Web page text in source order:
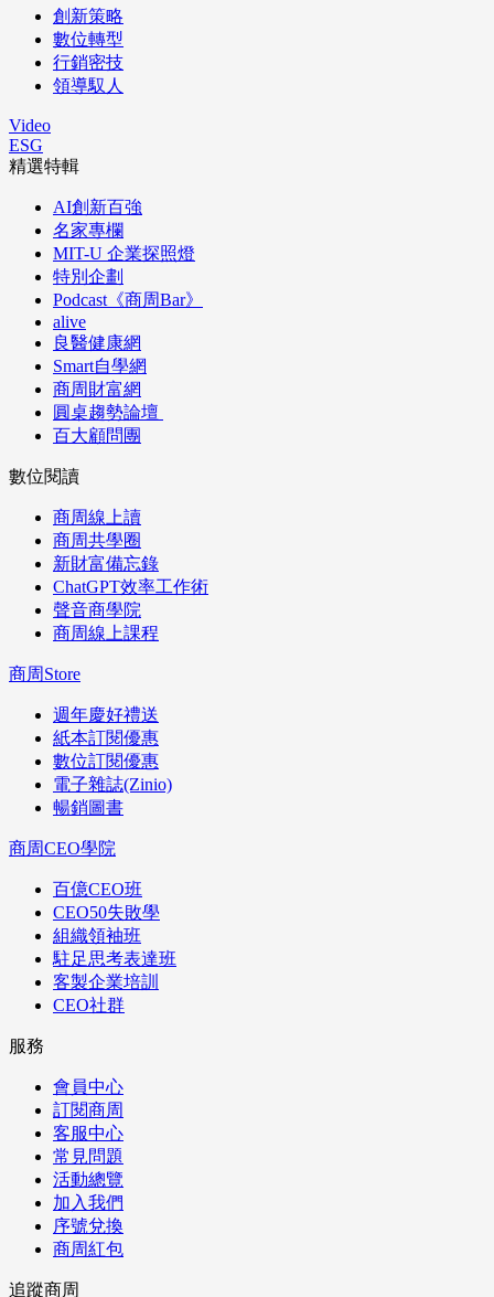
創新策略
數位轉型
行銷密技
領導馭人
Video
ESG
精選特輯
AI創新百強
名家專欄
MIT-U 企業探照燈
特別企劃
Podcast《商周Bar》
alive
良醫健康網
Smart自學網
商周財富網
圓桌趨勢論壇
百大顧問團
數位閱讀
商周線上讀
商周共學圈
新財富備忘錄
ChatGPT效率工作術
聲音商學院
商周線上課程
商周Store
週年慶好禮送
紙本訂閱優惠
數位訂閱優惠
電子雜誌(Zinio)
暢銷圖書
商周CEO學院
百億CEO班
CEO50失敗學
組織領袖班
駐足思考表達班
客製企業培訓
CEO社群
服務
會員中心
訂閱商周
客服中心
常見問題
活動總覽
加入我們
序號兌換
商周紅包
追蹤商周